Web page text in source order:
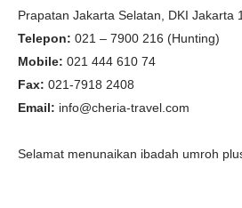
Prapatan Jakarta Selatan, DKI Jakarta
Telepon: 021 – 7900 216 (Hunting)
Mobile: 021 444 610 74
Fax: 021-7918 2408
Email: info@cheria-travel.com
Selamat menunaikan ibadah umroh